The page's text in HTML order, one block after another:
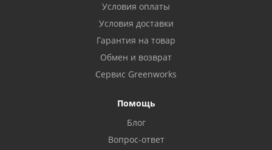
Условия оплаты
Условия доставки
Гарантия на товар
Обмен и возврат
Сервис Greenworks
Помощь
Блог
Вопрос-ответ